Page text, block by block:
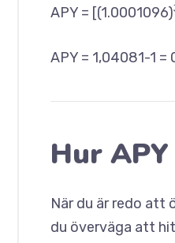
APY = [(1.0001096)
APY = 1,04081-1 =
Hur
När du är redo
du överväga att